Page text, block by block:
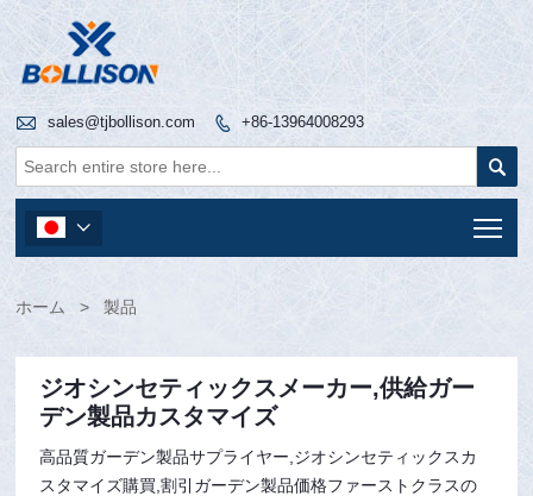
 sales@tjbollison.com  +86-13964008293


ホーム > 製品
ジオシンセティックスメーカー,供給ガー
デン製品カスタマイズ
高品質ガーデン製品サプライヤー,ジオシンセティックスカ
スタマイズ購買,割引ガーデン製品価格ファーストクラスの